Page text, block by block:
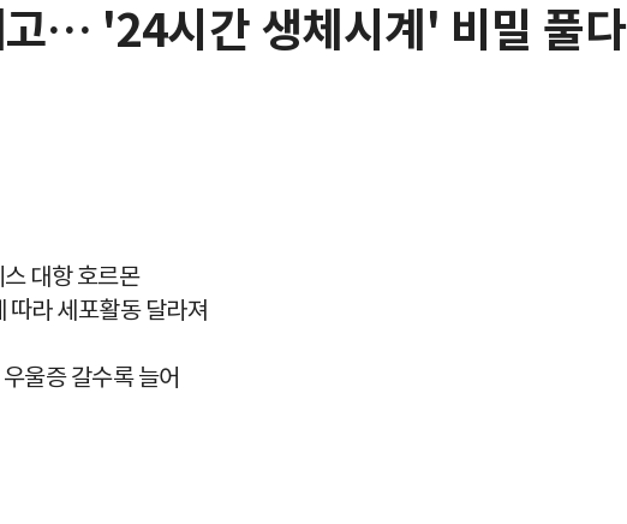
고… '24시간 생체시계' 비밀 풀다
대항 호르몬
라 세포활동 달라져
울증 갈수록 늘어